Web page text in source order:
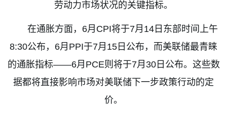
劳动力市场状况的关键指标。
在通胀方面， 6月 CPI将于7月 14 日东部时间上午
8:30公布， 6月 PPI于7月 15 日公布，而美联储最青睐
的通胀指标——6月 PCE则将于7月 30日公布。这些数
据都将直接影响市场对美联储下一步政策行动的定
价。